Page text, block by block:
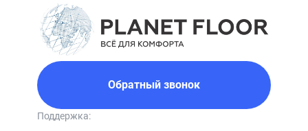
Обратный звонок
Поддержка: